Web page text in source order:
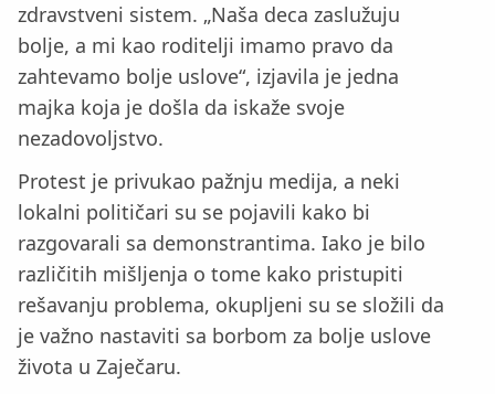
zdravstveni sistem. „Naša deca zaslužuju
bolje, a mi kao roditelji imamo pravo da
zahtevamo bolje uslove“, izjavila je jedna
majka koja je došla da iskaže svoje
nezadovoljstvo.
Protest je privukao pažnju medija, a neki
lokalni političari su se pojavili kako bi
razgovarali sa demonstrantima. Iako je bilo
različitih mišljenja o tome kako pristupiti
rešavanju problema, okupljeni su se složili da
je važno nastaviti sa borbom za bolje uslove
života u Zaječaru.